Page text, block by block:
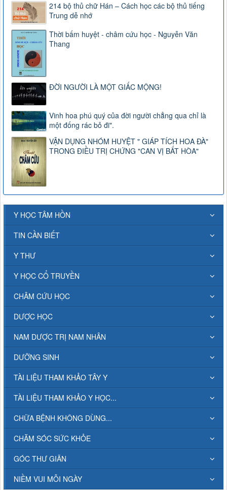
214 bộ thủ chữ Hán – Cách học các bộ thủ tiếng
Trung dễ nhớ
Thời bấm huyệt - châm cứu học - Nguyễn Văn
Thang
ĐỜI NGƯỜI LÀ MỘT GIẤC MỘNG!
Vinh hoa phú quý của đời người chẳng qua chỉ là
một đống rác bỏ đi".
VẬN DỤNG NHÓM HUYỆT " GIÁP TÍCH HOA ĐÀ"
TRONG ĐIỀU TRỊ CHỨNG "CAN VỊ BẤT HÒA"
Y HỌC TÂM HỒN
TIN CẦN BIẾT
Y THƯ
Y HỌC CỔ TRUYỀN
CHÂM CỨU HỌC
DƯỢC HỌC
NAM DƯỢC TRỊ NAM NHÂN
DƯỠNG SINH
TÀI LIỆU THAM KHẢO TÂY Y
TÀI LIỆU THAM KHẢO Y HỌC...
CHỮA BỆNH KHÔNG DÙNG...
CHĂM SÓC SỨC KHỎE
GÓC THƯ GIÃN
NIỀM VUI MỖI NGÀY